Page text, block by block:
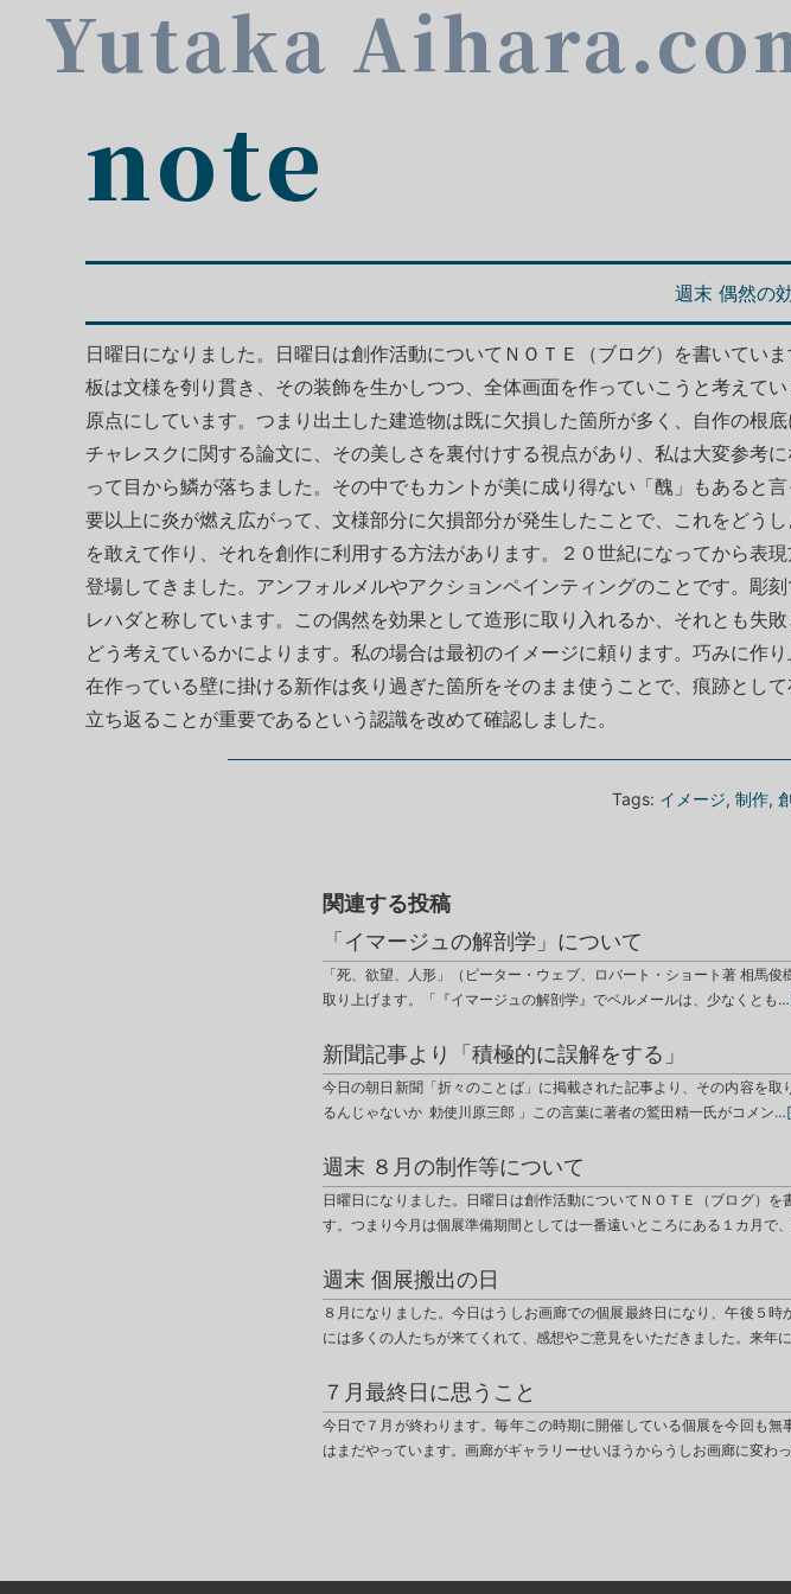
Yutaka
note
週末 偶然の
日曜日になりました。日曜日は創作活動についてＮＯＴＥ（ブログ）を書いてい
板は文様を刳り貫き、その装飾を生かしつつ、全体画面を作っていこうと考えて
原点にしています。つまり出土した建造物は既に欠損した箇所が多く、自作の根
チャレスクに関する論文に、その美しさを裏付けする視点があり、私は大変参考
って目から鱗が落ちました。その中でもカントが美に成り得ない「醜」もあると
要以上に炎が燃え広がって、文様部分に欠損部分が発生したことで、これをどう
を敢えて作り、それを創作に利用する方法があります。２０世紀になってから表
登場してきました。アンフォルメルやアクションペインティングのことです。彫
レハダと称しています。この偶然を効果として造形に取り入れるか、それとも失
どう考えているかによります。私の場合は最初のイメージに頼ります。巧みに作
在作っている壁に掛ける新作は炙り過ぎた箇所をそのまま使うことで、痕跡とし
立ち返ることが重要であるという認識を改めて確認しました。
Tags: イメージ, 制作,
関連する投稿
「イマージュの解剖学」について
「死、欲望、人形」（ピーター・ウェブ、ロバート・ショート著 相馬
取り上げます。「『イマージュの解剖学』でベルメールは、少なくとも…
新聞記事より「積極的に誤解をする」
今日の朝日新聞「折々のことば」に掲載された記事より、その内容を
るんじゃないか 勅使川原三郎 」この言葉に著者の鷲田精一氏がコメン…
週末 ８月の制作等について
日曜日になりました。日曜日は創作活動についてＮＯＴＥ（ブログ）
す。つまり今月は個展準備期間としては一番遠いところにある１カ月で
週末 個展搬出の日
８月になりました。今日はうしお画廊での個展最終日になり、午後５
には多くの人たちが来てくれて、感想やご意見をいただきました。来年
７月最終日に思うこと
今日で７月が終わります。毎年この時期に開催している個展を今回も
はまだやっています。画廊がギャラリーせいほうからうしお画廊に変わ